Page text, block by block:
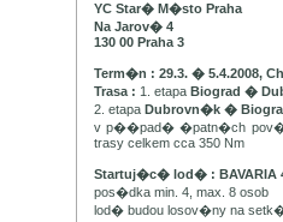
YC Star� M�sto Praha
Na Jarov� 4
130 00 Praha 3
Term�n : 29.3. � 5.4.2008,
Trasa : 1. etapa Biograd �
2. etapa Dubrovn�k �
v p��pad� �patn�ch
trasy celkem cca 350 Nm
Startuj�c� lod� : BAVARIA
pos�dka min. 4, max. 8 osob
lod� budou losov�ny na